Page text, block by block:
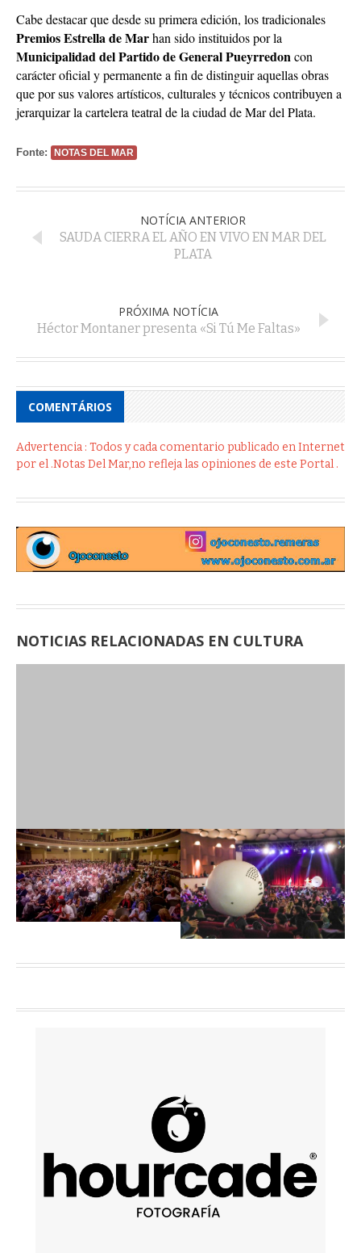
Cabe destacar que desde su primera edición, los tradicionales
Premios Estrella de Marhan sido instituidos por la
Municipalidad del Partido de General Pueyrredoncon
carácter oficial y permanente a fin de distinguir aquellas obras
que por sus valores artísticos, culturales y técnicos contribuyen a
jerarquizar la cartelera teatral de la ciudad de Mar del Plata.
Fonte: NOTAS DEL MAR
NOTÍCIA ANTERIOR
SAUDA CIERRA EL AÑO EN VIVO EN MAR DEL
PLATA
PRÓXIMA NOTÍCIA
Héctor Montaner presenta «Si Tú Me Faltas»
COMENTÁRIOS
Advertencia : Todos y cada comentario publicado en Internet
por el .Notas Del Mar,no refleja las opiniones de este Portal .
NOTICIAS RELACIONADAS EN CULTURA